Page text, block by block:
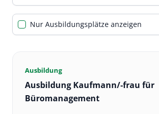
Nur Ausbildungsplätze anzeigen
Ausbildung
Ausbildung Kaufmann/-frau für
Büromanagement